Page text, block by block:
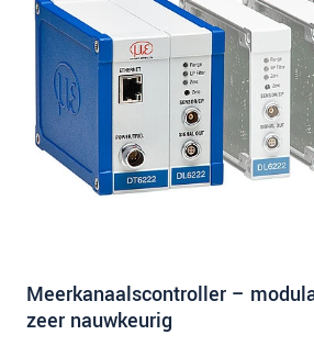
Meerkanaalscontroller –
zeer nauwkeurig